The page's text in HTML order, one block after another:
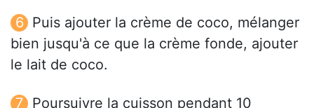
Puis ajouter la crème de coco, mélanger
bien jusqu'à ce que la crème fonde, ajouter
le lait de coco.
Poursuivre la cuisson pendant 10